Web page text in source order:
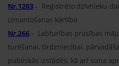
Nr.1203 - Reģistrēto dzīvnieku
izmantošanas kārtība
Nr.266 - Labturības prasības
turēšanai, tirdzniecībai,
publiskās izstādēs, kā arī suņa